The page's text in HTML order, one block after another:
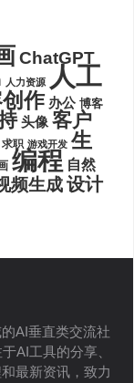
ChatGPT
人力资源 人工
作 办公 博客
头像 客户
求职 游戏开发 生
编程 自然
频生成设计
AI垂直类交流社
AI工具的分享、
最新资讯，致力